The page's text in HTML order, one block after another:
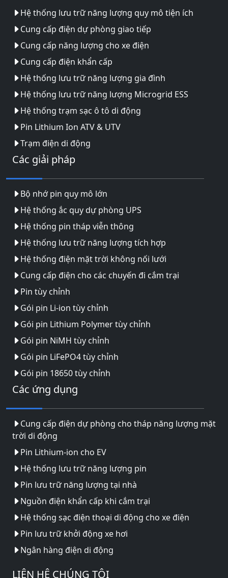
Hệ thống lưu trữ năng lượng quy mô tiện ích
Cung cấp điện dự phòng giao tiếp
Cung cấp năng lượng cho xe điện
Cung cấp điện khẩn cấp
Hệ thống lưu trữ năng lượng gia đình
Hệ thống lưu trữ năng lượng Microgrid ESS
Hệ thống trạm sạc ô tô di động
Pin Lithium Ion ATV & UTV
Trạm điện di động
Các giải pháp
Bộ nhớ pin quy mô lớn
Hệ thống ắc quy dự phòng UPS
Hệ thống pin tháp viễn thông
Hệ thống lưu trữ năng lượng tích hợp
Hệ thống điện mặt trời không nối lưới
Cung cấp điện cho các chuyến đi cắm trại
Pin tùy chỉnh
Gói pin Li-ion tùy chỉnh
Gói pin Lithium Polymer tùy chỉnh
Gói pin NiMH tùy chỉnh
Gói pin LiFePO4 tùy chỉnh
Gói pin 18650 tùy chỉnh
Các ứng dụng
Cung cấp điện dự phòng cho tháp năng lượng mặt
trời di động
Pin Lithium-ion cho EV
Hệ thống lưu trữ năng lượng pin
Pin lưu trữ năng lượng tại nhà
Nguồn điện khẩn cấp khi cắm trại
Hệ thống sạc điện thoại di động cho xe điện
Pin lưu trữ khởi động xe hơi
Ngân hàng điện di động
LIÊN HỆ CHÚNG TÔI